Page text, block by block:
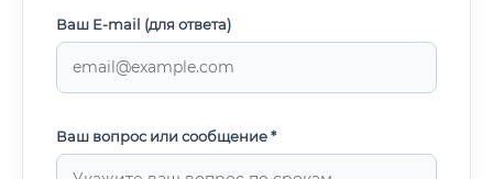
Ваш E-mail (для ответа)
Ваш вопрос или сообщение *